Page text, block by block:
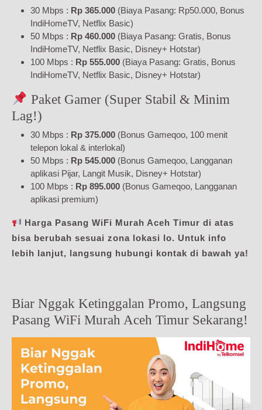
30 Mbps : Rp 365.000 (Biaya Pasang: Rp50.000, Bonus
IndiHomeTV, Netflix Basic)
50 Mbps : Rp 460.000 (Biaya Pasang: Gratis, Bonus
IndiHomeTV, Netflix Basic, Disney+ Hotstar)
100 Mbps : Rp 555.000 (Biaya Pasang: Gratis, Bonus
IndiHomeTV, Netflix Basic, Disney+ Hotstar)
Paket Gamer (Super Stabil & Minim
Lag!)
30 Mbps : Rp 375.000 (Bonus Gameqoo, 100 menit
telepon lokal & interlokal)
50 Mbps : Rp 545.000 (Bonus Gameqoo, Langganan
aplikasi Pijar, Langit Musik, Disney+ Hotstar)
100 Mbps : Rp 895.000 (Bonus Gameqoo, Langganan
aplikasi premium)
Harga Pasang WiFi Murah Aceh Timur di atas
bisa berubah sesuai zona lokasi lo. Untuk info
lebih lanjut, langsung hubungi kontak di bawah ya!
Biar Nggak Ketinggalan Promo, Langsung
Pasang WiFi Murah Aceh Timur Sekarang!